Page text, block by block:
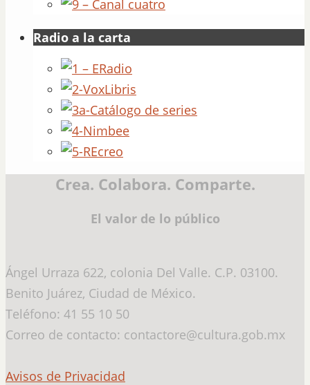
Radio a la carta
Crea. Colabora. Comparte.
El valor de lo público
Ángel Urraza 622, colonia Del Valle. C.P. 03100.
Benito Juárez, Ciudad de México.
Teléfono: 41 55 10 50
Correo de contacto: contactore@cultura.gob.mx
Avisos de Privacidad